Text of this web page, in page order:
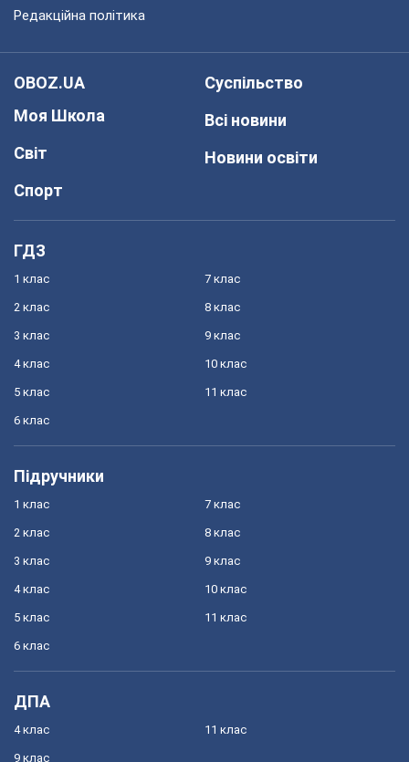
Редакційна політика
OBOZ.UA
Моя Школа
Світ
Спорт
Суспільство
Всі новини
Новини освіти
ГДЗ
1 клас
2 клас
3 клас
4 клас
5 клас
6 клас
7 клас
8 клас
9 клас
10 клас
11 клас
Підручники
1 клас
2 клас
3 клас
4 клас
5 клас
6 клас
7 клас
8 клас
9 клас
10 клас
11 клас
ДПА
4 клас
9 клас
11 клас